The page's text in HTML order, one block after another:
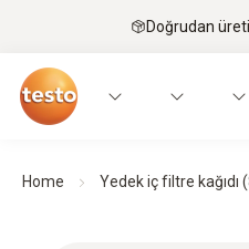
Doğrudan
Home Yedek iç filtre kağıdı